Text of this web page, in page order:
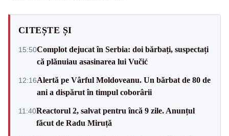
CITEȘTE ȘI
15:50Complot dejucat în Serbia: doi bărbați, suspectați
că plănuiau asasinarea lui Vučić
12:16Alertă pe Vârful Moldoveanu. Un bărbat de 80 de
ani a dispărut în timpul coborârii
11:40Reactorul 2, salvat pentru încă 9 zile. Anunțul
făcut de Radu Miruță